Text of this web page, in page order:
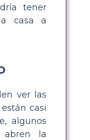
tener
casa a
ver las
casi
algunos
la